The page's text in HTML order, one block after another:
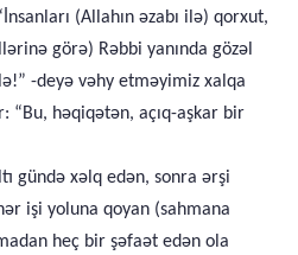
(Allahın əzabı ilə) qorxut,
görə) Rəbbi yanında gözəl
-deyə vəhy etməyimiz xalqa
həqiqətən, açıq-aşkar bir
gündə xəlq edən, sonra ərşi
işi yoluna qoyan (sahmana
heç bir şəfaət edən ola